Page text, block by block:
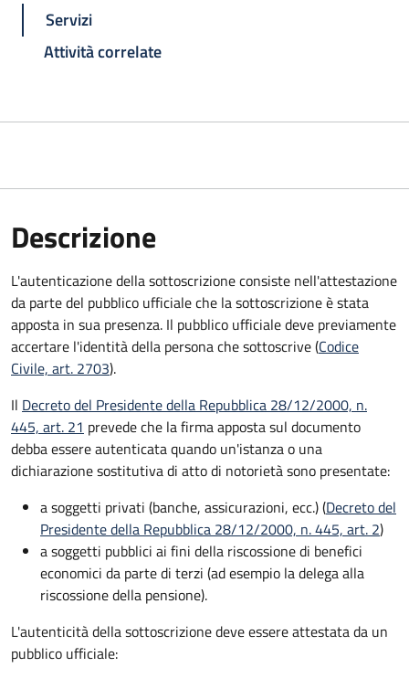
Servizi
Attività correlate
Descrizione
L'autenticazione della sottoscrizione consiste nell'attestazione
da parte del pubblico ufficiale che la sottoscrizione è stata
apposta in sua presenza. Il pubblico ufficiale deve previamente
accertare l'identità della persona che sottoscrive (Codice
Civile, art. 2703).
Il Decreto del Presidente della Repubblica 28/12/2000, n.
445, art. 21 prevede che la firma apposta sul documento
debba essere autenticata quando un'istanza o una
dichiarazione sostitutiva di atto di notorietà sono presentate:
a soggetti privati​​​​​ (banche, assicurazioni, ecc.) (Decreto del
Presidente della Repubblica 28/12/2000, n. 445, art. 2)
a soggetti pubblici ai fini della riscossione di benefici
economici da parte di terzi (ad esempio la delega alla
riscossione della pensione).
L'autenticità della sottoscrizione deve essere attestata da un
pubblico ufficiale: